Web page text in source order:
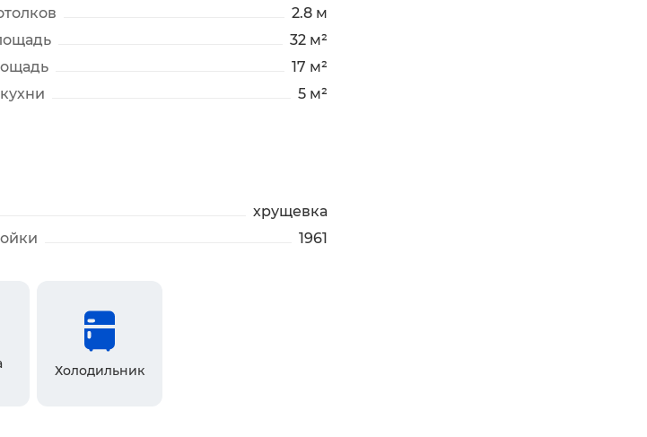
2.8 м
32 м²
17 м²
5 м²
хрущевка
1961
Холодильник